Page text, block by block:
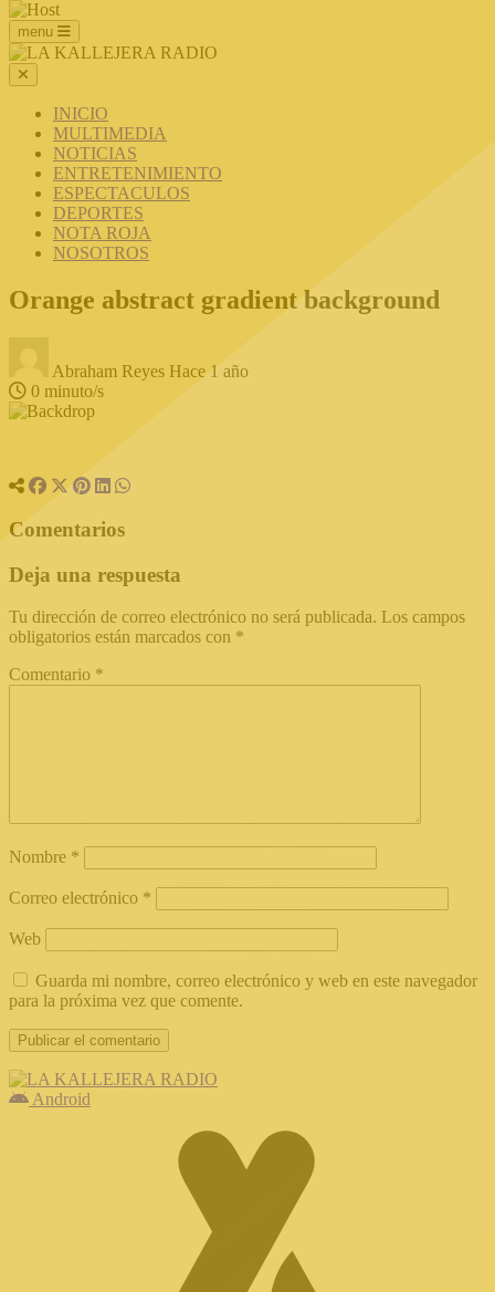
menu
INICIO
MULTIMEDIA
NOTICIAS
ENTRETENIMIENTO
ESPECTACULOS
DEPORTES
NOTA ROJA
NOSOTROS
Orange abstract gradient background
Abraham Reyes Hace 1 año
0 minuto/s
Comentarios
Deja una respuesta
Tu dirección de correo electrónico no será publicada. Los campos
obligatorios están marcados con *
Comentario *
Nombre *
Correo electrónico *
Web
Guarda mi nombre, correo electrónico y web en este navegador
para la próxima vez que comente.
Android